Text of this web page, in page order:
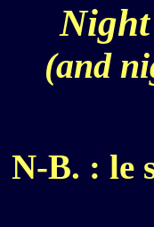
Night
(and
N-B. : le